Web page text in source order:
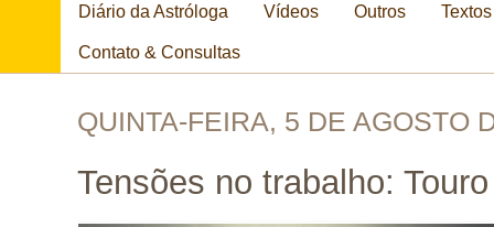
Diário da Astróloga Vídeos Outros
Contato & Consultas
QUINTA-FEIRA, 5 DE AGOSTO
Tensões no trabalho: